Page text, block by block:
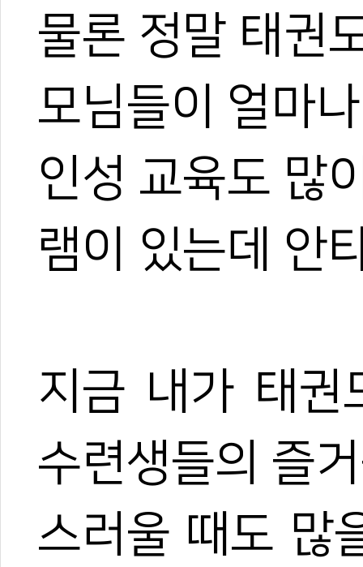
물론 정말 태권
모님들이 얼마
인성 교육도 많
램이 있는데 안
지금 내가 태
수련생들의 즐
스러울 때도 많
#사범일기 #이유빈 사범일기 #피구
#태권도교
1